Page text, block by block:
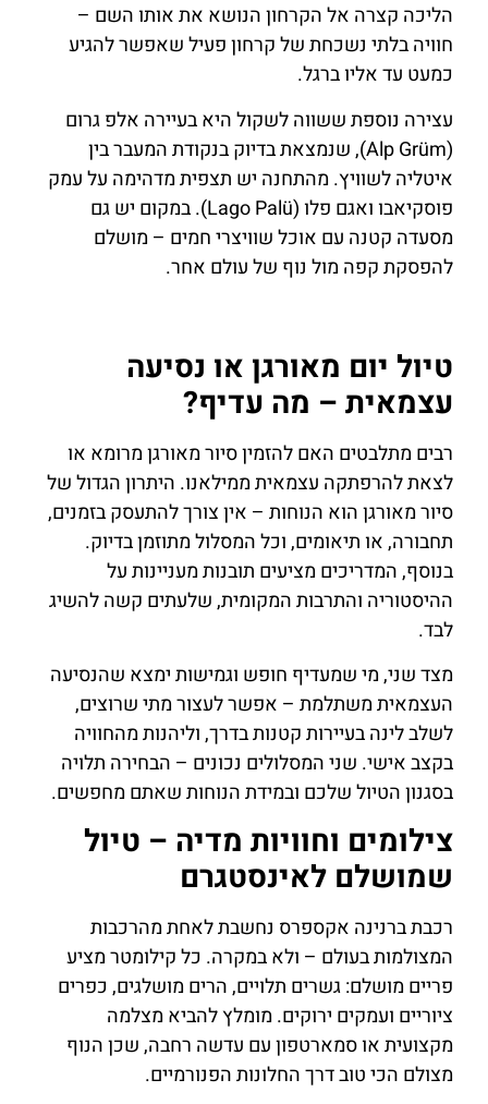
הליכה קצרה אל הקרחון הנושא את אותו השם –
חוויה בלתי נשכחת של קרחון פעיל שאפשר להגיע
כמעט עד אליו ברגל.
עצירה נוספת ששווה לשקול היא בעיירה אלפ גרום
(Alp Grüm), שנמצאת בדיוק בנקודת המעבר בין
איטליה לשוויץ. מהתחנה יש תצפית מדהימה על עמק
פוסקיאבו ואגם פלו (Lago Palü). במקום יש גם
מסעדה קטנה עם אוכל שוויצרי חמים – מושלם
להפסקת קפה מול נוף של עולם אחר.
טיול יום מאורגן או נסיעה
עצמאית – מה עדיף?
רבים מתלבטים האם להזמין סיור מאורגן מרומא או
לצאת להרפתקה עצמאית ממילאנו. היתרון הגדול של
סיור מאורגן הוא הנוחות – אין צורך להתעסק בזמנים,
תחבורה, או תיאומים, וכל המסלול מתוזמן בדיוק.
בנוסף, המדריכים מציעים תובנות מעניינות על
ההיסטוריה והתרבות המקומית, שלעתים קשה להשיג
לבד.
מצד שני, מי שמעדיף חופש וגמישות ימצא שהנסיעה
העצמאית משתלמת – אפשר לעצור מתי שרוצים,
לשלב לינה בעיירות קטנות בדרך, וליהנות מהחוויה
בקצב אישי. שני המסלולים נכונים – הבחירה תלויה
בסגנון הטיול שלכם ובמידת הנוחות שאתם מחפשים.
צילומים וחוויות מדיה – טיול
שמושלם לאינסטגרם
רכבת ברנינה אקספרס נחשבת לאחת מהרכבות
המצולמות בעולם – ולא במקרה. כל קילומטר מציע
פריים מושלם: גשרים תלויים, הרים מושלגים, כפרים
ציוריים ועמקים ירוקים. מומלץ להביא מצלמה
מקצועית או סמארטפון עם עדשה רחבה, שכן הנוף
מצולם הכי טוב דרך החלונות הפנורמיים.